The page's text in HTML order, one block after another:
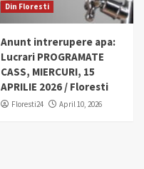
Din Floresti
Anunt intrerupere apa:
Lucrari PROGRAMATE
CASS, MIERCURI, 15
APRILIE 2026 / Floresti
Floresti24 April 10, 2026